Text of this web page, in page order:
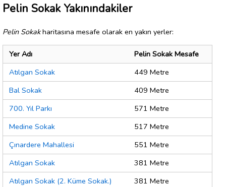
Pelin Sokak Yakınındakiler
Pelin Sokakharitasına mesafe olarak en yakın yerler:
Yer Adı
Pelin Sokak Mesafe
Atılgan Sokak
449 Metre
Bal Sokak
409 Metre
700. Yıl Parkı
571 Metre
Medine Sokak
517 Metre
Çınardere Mahallesi
551 Metre
Atılgan Sokak
381 Metre
Atılgan Sokak (2. Küme Sokak.)
381 Metre